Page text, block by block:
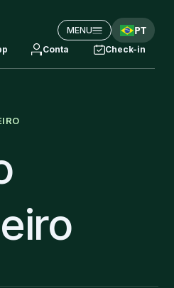
MENU PT
Conta Check-in